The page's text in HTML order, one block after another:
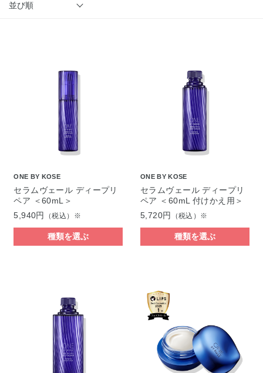
並び順
ONE BY KOSE
セラムヴェール ディープリ
ペア ＜60mL＞
5,940円
（税込）※
種類を選ぶ
ONE BY KOSE
セラムヴェール ディープリ
ペア ＜60mL 付けかえ用＞
5,720円
（税込）※
種類を選ぶ